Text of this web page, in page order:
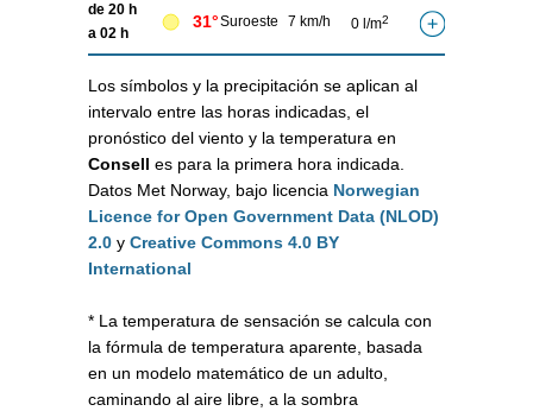
de 20 h
a 02 h
31°Suroeste 7 km/h 0 l/m2
Los símbolos y la precipitación se aplican al
intervalo entre las horas indicadas, el
pronóstico del viento y la temperatura en
Consell es para la primera hora indicada.
Datos Met Norway, bajo licencia Norwegian
Licence for Open Government Data (NLOD)
2.0 y Creative Commons 4.0 BY
International
* La temperatura de sensación se calcula con
la fórmula de temperatura aparente, basada
en un modelo matemático de un adulto,
caminando al aire libre, a la sombra